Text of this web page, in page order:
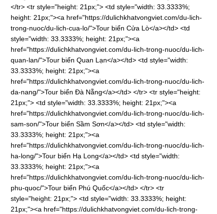
</tr> <tr style="height: 21px;"> <td style="width: 33.3333%;
height: 21px;"><a href="https://dulichkhatvongviet.com/du-lich-
trong-nuoc/du-lich-cua-lo/">Tour biển Cửa Lò</a></td> <td
style="width: 33.3333%; height: 21px;"><a
href="https://dulichkhatvongviet.com/du-lich-trong-nuoc/du-lich-
quan-lan/">Tour biển Quan Lạn</a></td> <td style="width:
33.3333%; height: 21px;"><a
href="https://dulichkhatvongviet.com/du-lich-trong-nuoc/du-lich-
da-nang/">Tour biển Đà Nẵng</a></td> </tr> <tr style="height:
21px;"> <td style="width: 33.3333%; height: 21px;"><a
href="https://dulichkhatvongviet.com/du-lich-trong-nuoc/du-lich-
sam-son/">Tour biển Sầm Sơn</a></td> <td style="width:
33.3333%; height: 21px;"><a
href="https://dulichkhatvongviet.com/du-lich-trong-nuoc/du-lich-
ha-long/">Tour biển Hạ Long</a></td> <td style="width:
33.3333%; height: 21px;"><a
href="https://dulichkhatvongviet.com/du-lich-trong-nuoc/du-lich-
phu-quoc/">Tour biển Phú Quốc</a></td> </tr> <tr
style="height: 21px;"> <td style="width: 33.3333%; height:
21px;"><a href="https://dulichkhatvongviet.com/du-lich-trong-